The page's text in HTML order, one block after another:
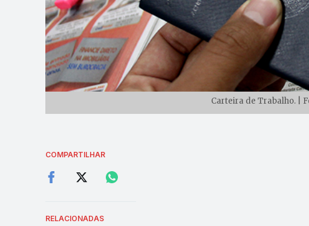
Carteira de Trabalho. |
COMPARTILHAR
RELACIONADAS